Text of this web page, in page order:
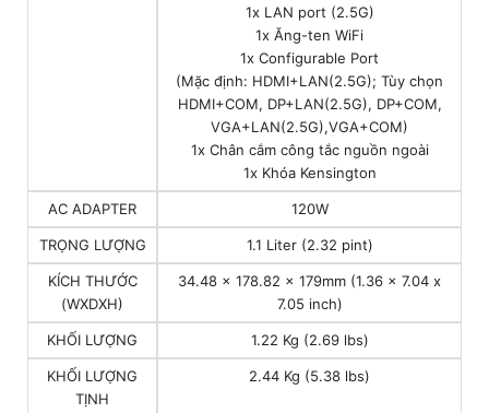
1x LAN port (2.5G)
1x Ăng-ten WiFi
1x Configurable Port
(Mặc định: HDMI+LAN(2.5G); Tùy chọn
HDMI+COM, DP+LAN(2.5G), DP+COM,
VGA+LAN(2.5G),VGA+COM)
1x Chân cắm công tắc nguồn ngoài
1x Khóa Kensington
AC ADAPTER 120W
TRỌNG LƯỢNG 1.1 Liter (2.32 pint)
KÍCH THƯỚC
(WXDXH)
34.48 x 178.82 x 179mm (1.36 x 7.04 x
7.05 inch)
KHỐI LƯỢNG 1.22 Kg (2.69 lbs)
KHỐI LƯỢNG
TỊNH
2.44 Kg (5.38 lbs)